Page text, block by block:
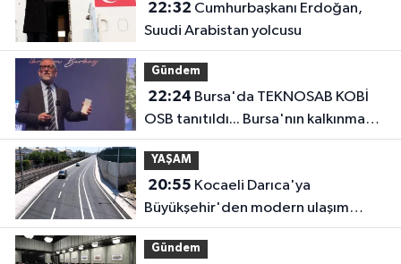
22:32
Suudi Arabistan yolcusu
Gündem
22:24
OSB tanıtıldı... Bursa'nın kalkınma
yolculuğunda yeni dönem
YAŞAM
20:55
Büyükşehir'den modern ulaşım
yatırımı
Gündem